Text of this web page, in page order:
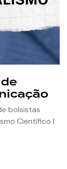
bolsistas
Científico I